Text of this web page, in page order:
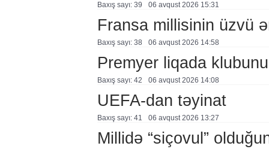
Baxış sayı: 39 06 avqust 2026 15:31
Fransa millisinin üzvü
Baxış sayı: 38 06 avqust 2026 14:58
Premyer liqada
Baxış sayı: 42 06 avqust 2026 14:08
UEFA-dan təyinat
Baxış sayı: 41 06 avqust 2026 13:27
Millidə “siçovul”